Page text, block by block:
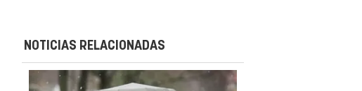
NOTICIAS RELACIONADAS